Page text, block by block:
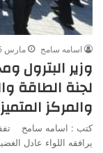
اسامه سامح مارس 5, 2024
وزير البترول
لجنة الطاقة
والمركز المتميز
كتب : اسامه سامح تفقد
يرافقه اللواء عادل